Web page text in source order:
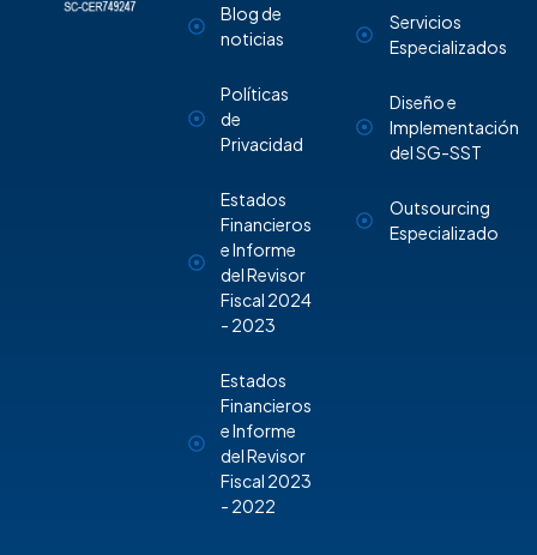
Blog de
noticias
Políticas
de
Privacidad
Estados
Financieros
e Informe
del Revisor
Fiscal 2024
- 2023
Estados
Financieros
e Informe
del Revisor
Fiscal 2023
- 2022
Servicios
Especializados
Diseño e
Implementación
del SG-SST
Outsourcing
Especializado